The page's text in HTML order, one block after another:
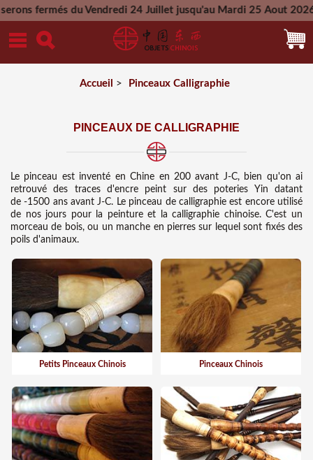
du Vendredi 24 Juillet jusqu'au Mardi 25 Aout 2026 - Toutes
Mercredi 26 Aout 2026
Accueil > Pinceaux Calligraphie
PINCEAUX DE CALLIGRAPHIE
Le pinceau est inventé en Chine en 200 avant J-C, bien qu'on ai
retrouvé des traces d'encre peint sur des poteries Yin datant
de -1500 ans avant J-C. Le pinceau de calligraphie est encore utilisé
de nos jours pour la peinture et la calligraphie chinoise. C'est un
morceau de bois, ou un manche en pierres sur lequel sont fixés des
poils d'animaux.
Petits Pinceaux Chinois Pinceaux Chinois